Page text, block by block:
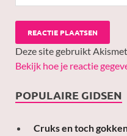
Deze site gebruikt
Bekijk hoe je reactie
POPULAIRE GIDSEN
Cruks en toch